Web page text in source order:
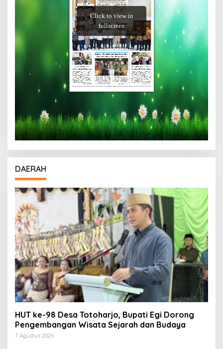
DAERAH
HUT ke-98 Desa Totoharjo, Bupati Egi Dorong
Pengembangan Wisata Sejarah dan Budaya
7 Agustus 2026